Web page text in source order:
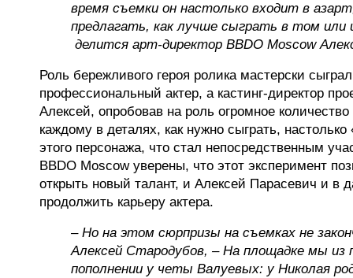
время съемки он настолько входит в
предлагать, как лучше сыграть в том или
делится арт-директор BBDO Moscow
Роль бережливого героя ролика мастерски
профессиональный актер, а кастинг-директор
Алексей, опробовав на роль огромное количество
каждому в деталях, как нужно сыграть,
этого персонажа, что стал непосредственным
BBDO Moscow уверены, что этот эксперимент
открыть новый талант, и Алексей Парасевич и в
продолжить карьеру актера.
– Но на этом сюрпризы на съемках не
Алексей Стародубов, – На площадке мы из
пополнении у четы Валуевых: у Николая